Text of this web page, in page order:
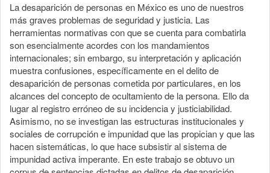
La desaparición de personas en México es uno de nuestros
más graves problemas de seguridad y justicia. Las
herramientas normativas con que se cuenta para combatirla
son esencialmente acordes con los mandamientos
internacionales; sin embargo, su interpretación y aplicación
muestra confusiones, específicamente en el delito de
desaparición de personas cometida por particulares, en los
alcances del concepto de ocultamiento de la persona. Ello da
lugar al registro erróneo de su incidencia y justiciabilidad.
Asimismo, no se investigan las estructuras institucionales y
sociales de corrupción e impunidad que las propician y que las
hacen sistemáticas, lo que hace subsistir al sistema de
impunidad activa imperante. En este trabajo se obtuvo un